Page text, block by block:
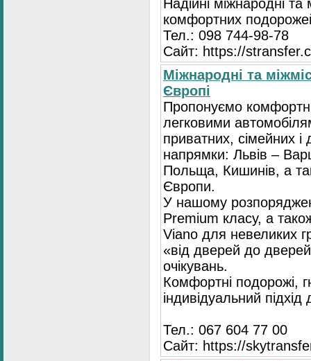
Надійні міжнародні
комфортних
Тел.: 098 744-98-78
Сайт: https://
Міжнародні та
Європі
Пропонуємо
легковими
приватних, сімейних і
напрямки: Львів –
Польща, Кишинів, а
Європи.
У нашому
Premium класу, а
Viano для невеликих
«від дверей до
очікувань.
Комфортні подорожі,
індивідуальний
Тел.: 067 604 77 00
Сайт: https://